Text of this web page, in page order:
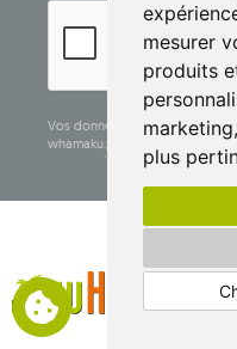
mesurer
produits
marketing,
plus
Vos données personnelles
whamaku.pl est exploitée par
commerciale sous la
siège social à ul. Starowiejska
d'identification fiscale): 821-152-
Les données seront traitées
conservées jusqu'à votre
Vous avez le droit d'accéder, de
traitement et de vous opposer
ainsi que le droit de déposer,